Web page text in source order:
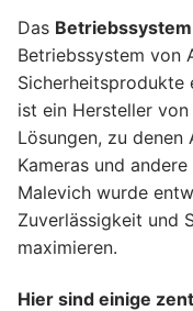
Das Betriebssystem
Betriebssystem von
Sicherheitsprodukte
ist ein Hersteller
Lösungen, zu denen
Kameras und
Malevich wurde
Zuverlässigkeit und
maximieren.
Hier sind einige